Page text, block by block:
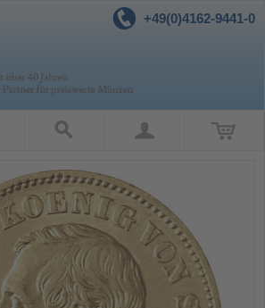
+49(0)4162-9441-0